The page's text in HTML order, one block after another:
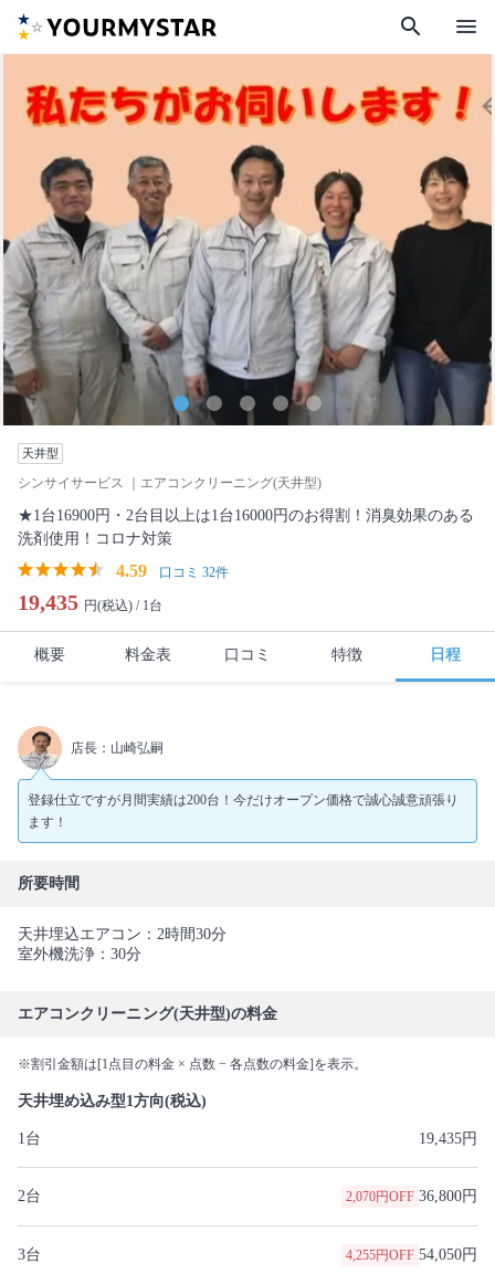
search menu
天井型
シンサイサービス ｜エアコンクリーニング(天井型)
★1台16900円・2台目以上は1台16000円のお得割！消臭効果のある
洗剤使用！コロナ対策
4.59 口コミ 32件
19,435 円(税込) / 1台
概要 料金表 口コミ 特徴 日程
店長：山崎弘嗣
登録仕立ですが月間実績は200台！今だけオープン価格で誠心誠意頑張り
ます！
所要時間
天井埋込エアコン：2時間30分
室外機洗浄：30分
エアコンクリーニング(天井型)の料金
※割引金額は[1点目の料金 × 点数 − 各点数の料金]を表示。
天井埋め込み型1方向(税込)
1台 19,435円
2台 2,070円OFF 36,800円
3台 4,255円OFF 54,050円